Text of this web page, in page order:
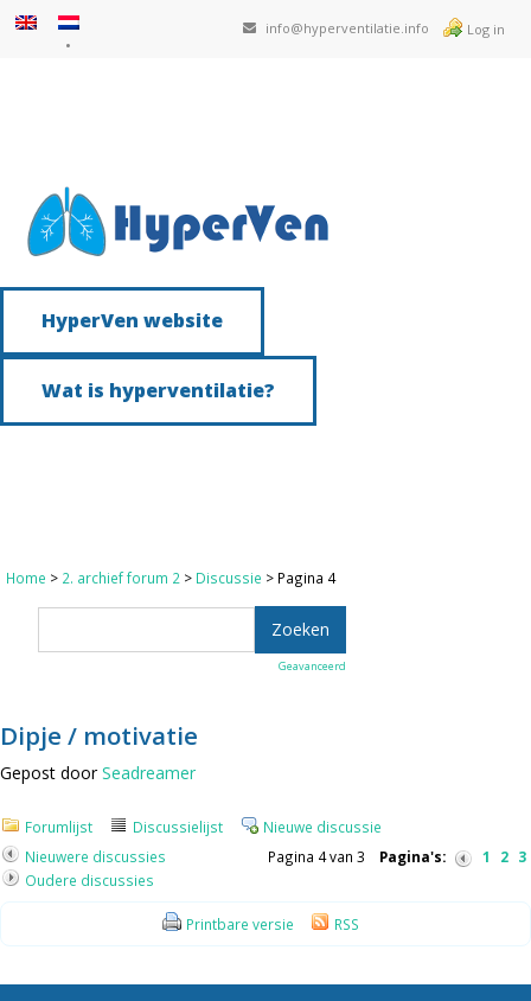
info@hyperventilatie.info Log in
HyperVen website
Wat is hyperventilatie?
Home > 2. archief forum 2 > Discussie > Pagina 4
Geavanceerd
Dipje / motivatie
Gepost doorSeadreamer
Forumlijst Discussielijst
Nieuwe discussie
Pagina 4 van 3 Pagina's: 1 2 3
Nieuwere discussies
Oudere discussies
Printbare versie RSS